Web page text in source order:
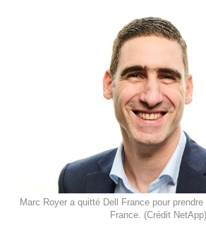
Marc Royer a quitté Dell France pour
France. (Crédit NetApp)